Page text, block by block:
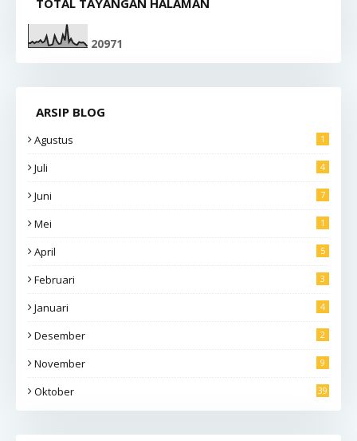
20971
ARSIP BLOG
Agustus 1
Juli 4
Juni 7
Mei 1
April 5
Februari 3
Januari 4
Desember 2
November 9
Oktober 39